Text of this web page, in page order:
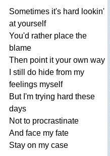
Sometimes it's hard lookin'
at yourself
You'd rather place the
blame
Then point it your own way
still do hide from my
feelings myself
But I'm trying hard these
days
Not to procrastinate
And face my fate
Stay on my case